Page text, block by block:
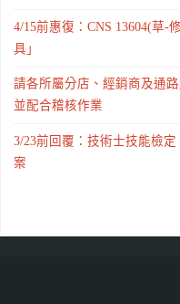
4/15前惠復：CNS 13604(草-
具」
請各所屬分店、經銷商及通
並配合稽核作業
3/23前回覆：技術士技能檢
案